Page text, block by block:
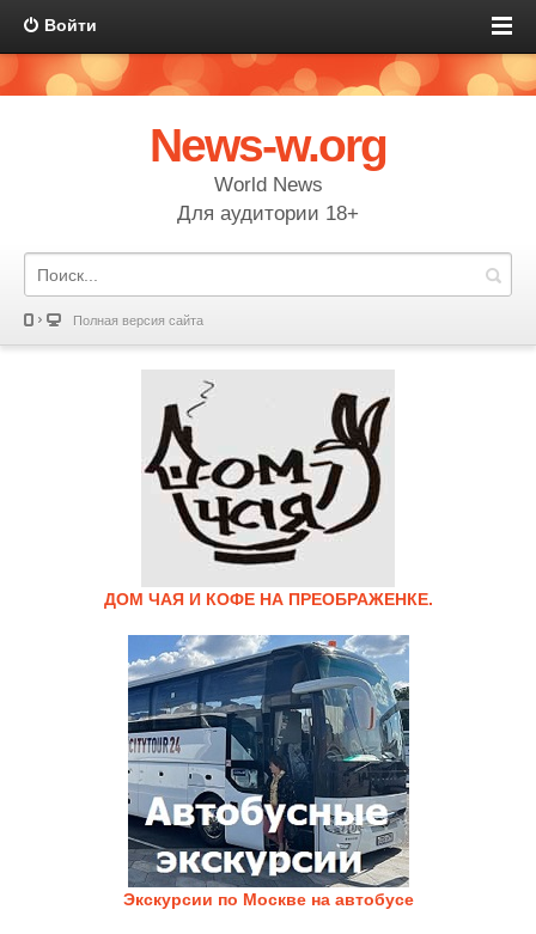
Войти
News-w.org
World News
Для аудитории 18+
Полная версия сайта
ДОМ ЧАЯ И КОФЕ НА ПРЕОБРАЖЕНКЕ.
Экскурсии по Москве на автобусе